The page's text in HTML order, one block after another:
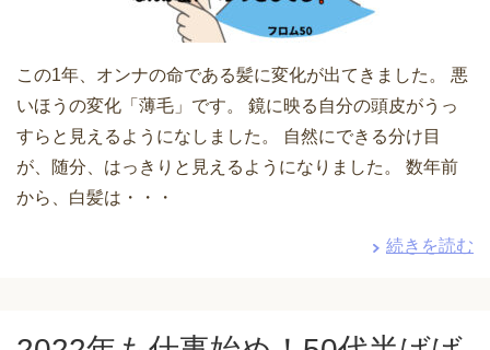
この1年、オンナの命である髪に変化が出てきました。 悪
いほうの変化「薄毛」です。 鏡に映る自分の頭皮がうっ
すらと見えるようになしました。 自然にできる分け目
が、随分、はっきりと見えるようになりました。 数年前
から、白髪は・・・
続きを読む